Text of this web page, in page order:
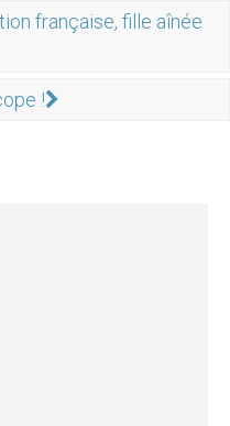
française, fille aînée
!